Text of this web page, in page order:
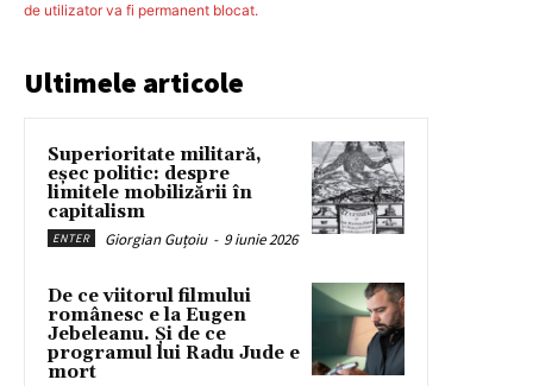
de utilizator va fi permanent blocat.
Ultimele articole
Superioritate militară,
eșec politic: despre
limitele mobilizării în
capitalism
ENTER Giorgian Guțoiu - 9 iunie 2026
De ce viitorul filmului
românesc e la Eugen
Jebeleanu. Și de ce
programul lui Radu Jude e
mort